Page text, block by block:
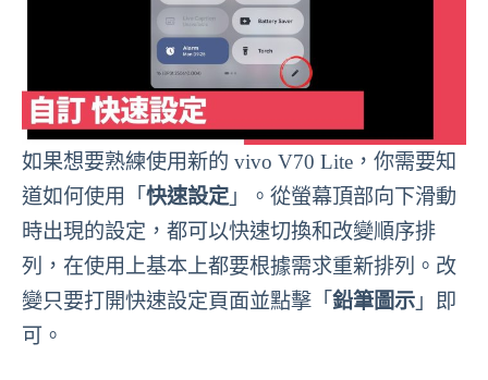
如果想要熟練使用新的 vivo V70 Lite，你需要知
道如何使用「 快速設定 」。從螢幕頂部向下滑動
時出現的設定，都可以快速切換和改變順序排
列，在使用上基本上都要根據需求重新排列。改
變只要打開快速設定頁面並點擊「 鉛筆圖示 」即
可。